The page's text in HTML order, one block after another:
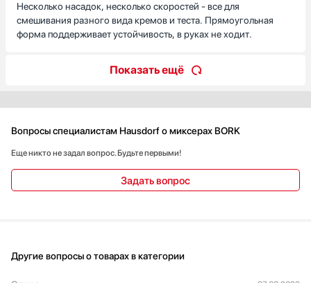
Несколько насадок, несколько скоростей - все для
смешивания разного вида кремов и теста. Прямоугольная
форма поддерживает устойчивость, в руках не ходит.
Показать ещё
Вопросы специалистам Hausdorf о миксерах BORK
Еще никто не задал вопрос. Будьте первыми!
Задать вопрос
Другие вопросы о товарах в категории